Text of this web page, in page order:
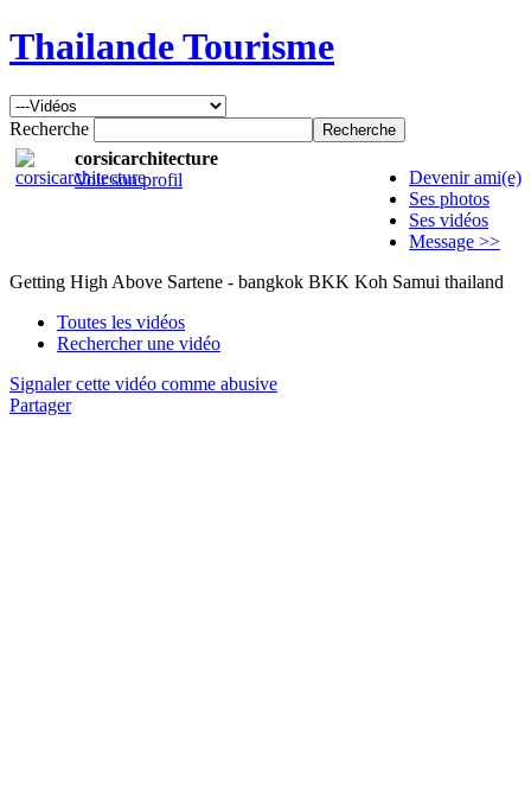
Thailande Tourisme
Recherche
corsicarchitecture
Voir son profil
Devenir ami(e)
Ses photos
Ses vidéos
Message >>
Getting High Above Sartene - bangkok BKK Koh Samui thailand
Toutes les vidéos
Rechercher une vidéo
Signaler cette vidéo comme abusive
Partager